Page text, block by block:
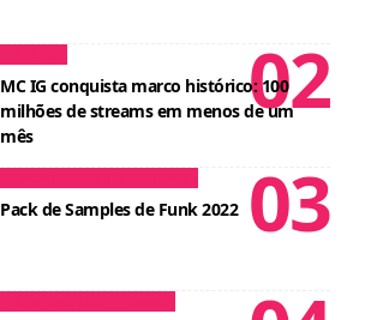
MC IG conquista marco histórico: 100
milhões de streams em menos de um
mês
Pack de Samples de Funk 2022